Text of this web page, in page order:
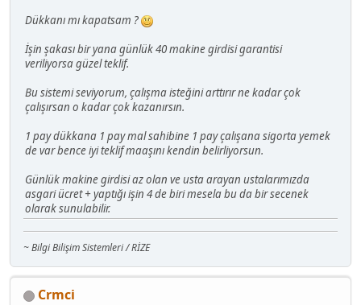
Dükkanı mı kapatsam ?
İşin şakası bir yana günlük 40 makine girdisi garantisi
veriliyorsa güzel teklif.
Bu sistemi seviyorum, çalışma isteğini arttırır ne kadar çok
çalışırsan o kadar çok kazanırsın.
1 pay dükkana 1 pay mal sahibine 1 pay çalışana sigorta yemek
de var bence iyi teklif maaşını kendin belirliyorsun.
Günlük makine girdisi az olan ve usta arayan ustalarımızda
asgari ücret + yaptığı işin 4 de biri mesela bu da bir secenek
olarak sunulabilir.
~ Bilgi Bilişim Sistemleri / RİZE
Crmci